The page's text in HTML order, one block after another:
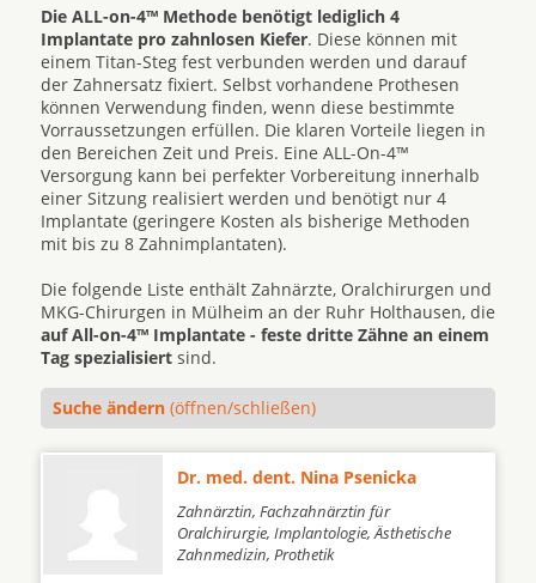
Die ALL-on-4™ Methode benötigt lediglich 4
Implantate pro zahnlosen Kiefer. Diese können mit
einem Titan-Steg fest verbunden werden und darauf
der Zahnersatz fixiert. Selbst vorhandene Prothesen
können Verwendung finden, wenn diese bestimmte
Vorraussetzungen erfüllen. Die klaren Vorteile liegen in
den Bereichen Zeit und Preis. Eine ALL-On-4™
Versorgung kann bei perfekter Vorbereitung innerhalb
einer Sitzung realisiert werden und benötigt nur 4
Implantate (geringere Kosten als bisherige Methoden
mit bis zu 8 Zahnimplantaten).
Die folgende Liste enthält Zahnärzte, Oralchirurgen und
MKG-Chirurgen in Mülheim an der Ruhr Holthausen, die
auf All-on-4™ Implantate - feste dritte Zähne an einem
Tag spezialisiert sind.
Suche ändern (öffnen/schließen)
Dr. med. dent. Nina Psenicka
Zahnärztin, Fachzahnärztin für
Oralchirurgie, Implantologie, Ästhetische
Zahnmedizin, Prothetik